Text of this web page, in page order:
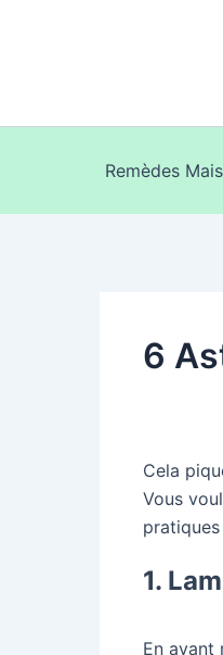
Remèdes
6
Cela
Vous
1.
En ayant